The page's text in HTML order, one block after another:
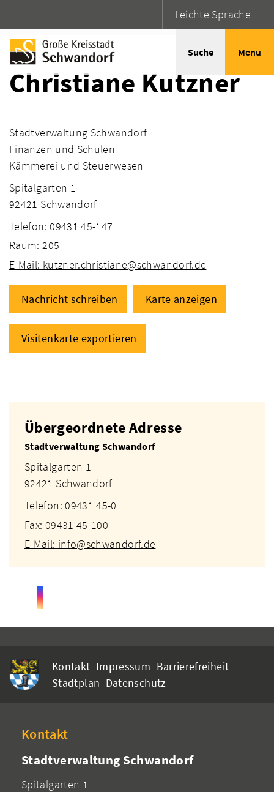
Leichte Sprache
Suche Menu
Christiane Kutzner
Stadtverwaltung Schwandorf
Finanzen und Schulen
Kämmerei und Steuerwesen
Spitalgarten 1
92421 Schwandorf
Telefon: 09431 45-147
Raum: 205
E-Mail: kutzner.christiane@schwandorf.de
Nachricht schreiben Karte anzeigen
Visitenkarte exportieren
Übergeordnete Adresse
Stadtverwaltung Schwandorf
Spitalgarten 1
92421 Schwandorf
Telefon: 09431 45-0
Fax: 09431 45-100
E-Mail: info@schwandorf.de
Kontakt Impressum Barrierefreiheit
Stadtplan Datenschutz
Kontakt
Stadtverwaltung Schwandorf
Spitalgarten 1